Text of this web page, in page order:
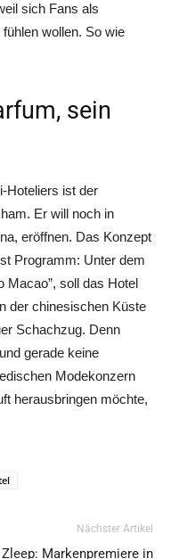
sich Fans als
wollen. So wie
sein
Hoteliers ist der
Er will noch in
eröffnen. Das Konzept
Programm: Unter dem
Macao”, soll das Hotel
der chinesischen Küste
Schachzug. Denn
gerade keine
Modekonzern
herausbringen möchte,
Nächster Artikel
Zleep: Markenpremiere in